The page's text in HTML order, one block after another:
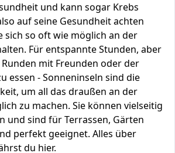
und kann sogar Krebs
auf seine Gesundheit achten
sich so oft wie möglich an der
Für entspannte Stunden, aber
mit Freunden oder der
essen - Sonneninseln sind die
um all das draußen an der
zu machen. Sie können vielseitig
und sind für Terrassen, Gärten
perfekt geeignet. Alles über
du hier.